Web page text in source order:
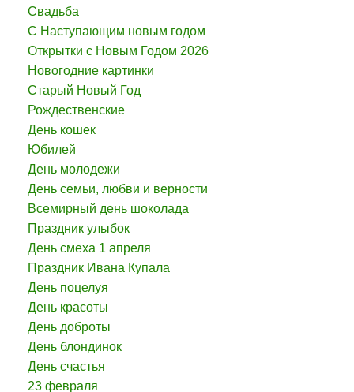
Свадьба
С Наступающим новым годом
Открытки с Новым Годом 2026
Новогодние картинки
Старый Новый Год
Рождественские
День кошек
Юбилей
День молодежи
День семьи, любви и верности
Всемирный день шоколада
Праздник улыбок
День смеха 1 апреля
Праздник Ивана Купала
День поцелуя
День красоты
День доброты
День блондинок
День счастья
23 февраля